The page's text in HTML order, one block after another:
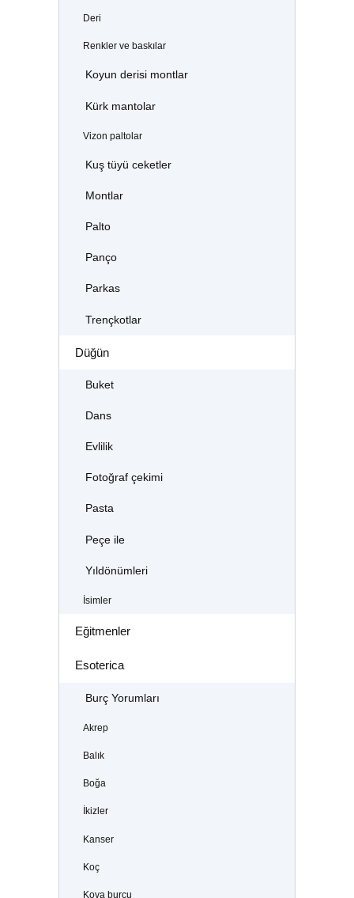
Deri
Renkler ve baskılar
Koyun derisi montlar
Kürk mantolar
Vizon paltolar
Kuş tüyü ceketler
Montlar
Palto
Panço
Parkas
Trençkotlar
Düğün
Buket
Dans
Evlilik
Fotoğraf çekimi
Pasta
Peçe ile
Yıldönümleri
İsimler
Eğitmenler
Esoterica
Burç Yorumları
Akrep
Balık
Boğa
İkizler
Kanser
Koç
Kova burcu